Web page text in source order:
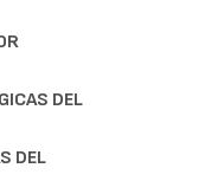
DEL
DEL